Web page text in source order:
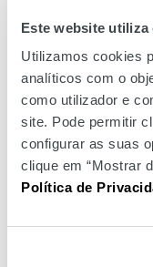
Este website utiliza
Utilizamos cookies
analíticos com o
como utilizador e
site. Pode permitir
configurar as suas
clique em “Mostrar
Política de